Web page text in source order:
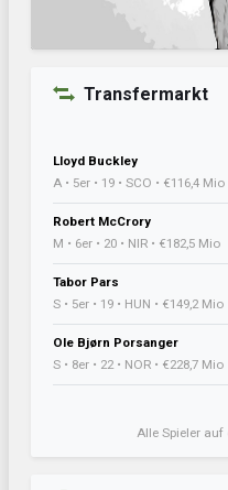
Transfermarkt
Lloyd Buckley
A • 5er • 19 • SCO • €116,4 Mio
Robert McCrory
M • 6er • 20 • NIR • €182,5 Mio
Tabor Pars
S • 5er • 19 • HUN • €149,2 Mio
Ole Bjørn Porsanger
S • 8er • 22 • NOR • €228,7 Mio
Alle Spieler